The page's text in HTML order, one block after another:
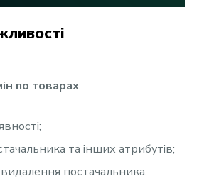
по товарах:
та інших атрибутів;
постачальника.